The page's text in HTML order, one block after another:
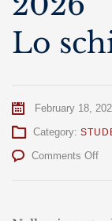
Lo
February 18,
Category:
Comments Offon